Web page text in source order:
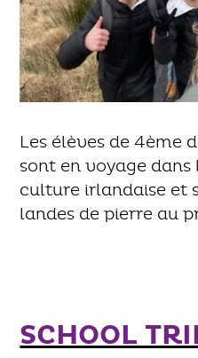
Les élèves de 4ème
sont en voyage dans
culture irlandaise et
landes de pierre au
SCHOOL